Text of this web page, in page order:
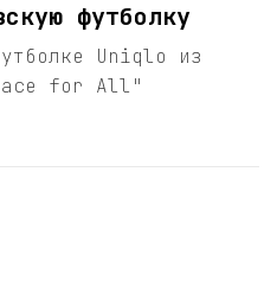
футболку
Uniqlo из
for All"